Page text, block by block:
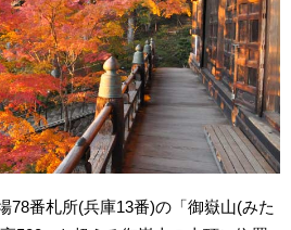
78番札所(兵庫13番)の「御嶽山(みた